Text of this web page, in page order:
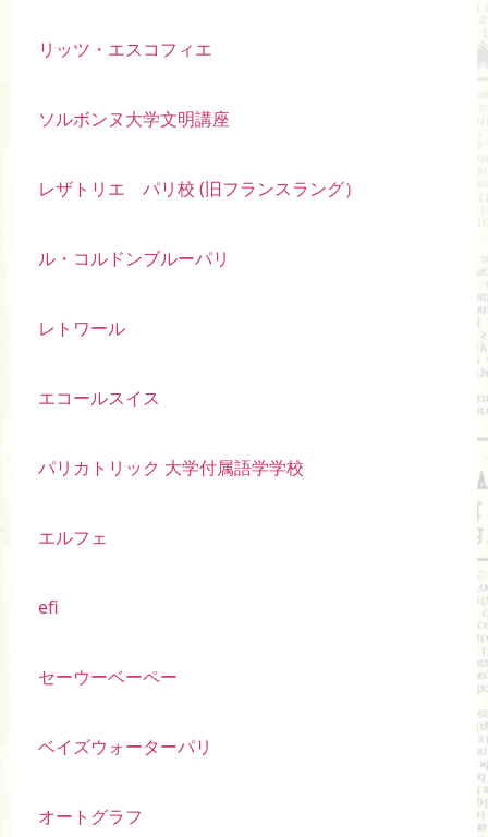
リッツ・エスコフィエ
ソルボンヌ大学文明講座
レザトリエ パリ校 (旧フランスラング）
ル・コルドンブルーパリ
レトワール
エコールスイス
パリカトリック 大学付属語学学校
エルフェ
efi
セーウーベーペー
ベイズウォーターパリ
オートグラフ